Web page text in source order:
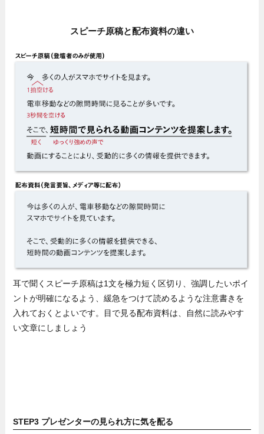
スピーチ原稿と配布資料の違い
耳で聞くスピーチ原稿は1文を極力短く区切り、強調したいポイ
ントが明確になるよう、緩急をつけて読めるような注意書きを
入れておくとよいです。目で見る配布資料は、自然に読みやす
い文章にしましょう
STEP3 プレゼンターの見られ方に気を配る